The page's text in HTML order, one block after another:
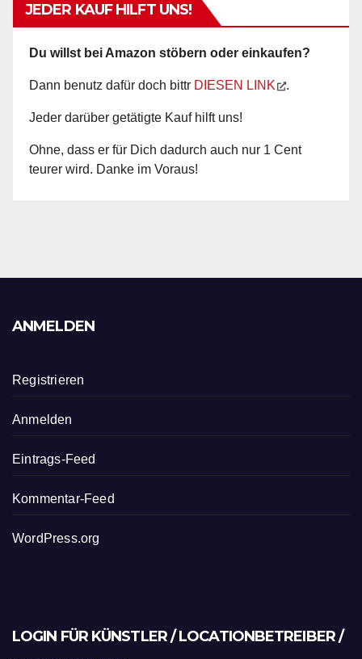
JEDER KAUF HILFT UNS!
Du willst bei Amazon stöbern oder einkaufen?
Dann benutz dafür doch bittr DIESEN LINK .
Jeder darüber getätigte Kauf hilft uns!
Ohne, dass er für Dich dadurch auch nur 1 Cent
teurer wird. Danke im Voraus!
ANMELDEN
Registrieren
Anmelden
Eintrags-Feed
Kommentar-Feed
WordPress.org
LOGIN FÜR KÜNSTLER / LOCATIONBETREIBER /